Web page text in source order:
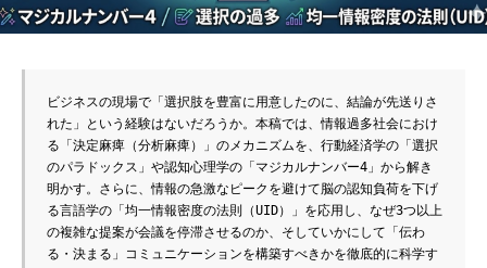
ビジネスの現場で「選択肢を豊富に用意したのに、結論が先送りさ
れた」という経験はないだろうか。本稿では、情報過多社会におけ
る「決定麻痺（分析麻痺）」のメカニズムを、行動経済学の「選択
のパラドックス」や認知心理学の「マジカルナンバー4」から解き
明かす。さらに、情報の急激なピークを避けて脳の認知負荷を下げ
る言語学の「均一情報密度の法則（UID）」を応用し、なぜ3つ以上
の複雑な提案が会議を停滞させるのか、そしていかにして「伝わ
る・決まる」コミュニケーションを構築すべきかを徹底的に科学す